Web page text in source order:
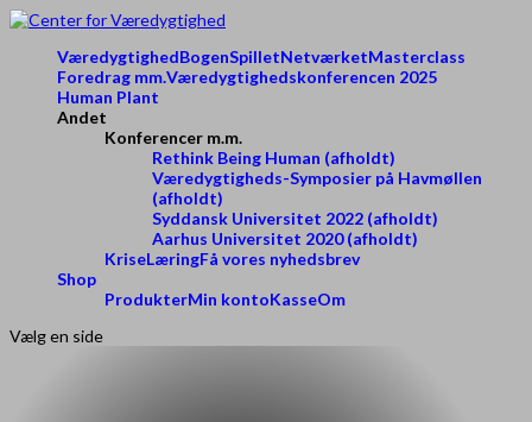
VæredygtighedBogenSpilletNetværketMasterclass
Foredrag mm.Væredygtighedskonferencen 2025
Human Plant
Andet
Konferencer m.m.
Rethink Being Human (afholdt)
Væredygtigheds-Symposier på Havmøllen
(afholdt)
Syddansk Universitet 2022 (afholdt)
Aarhus Universitet 2020 (afholdt)
KriseLæringFå vores nyhedsbrev
Shop
ProdukterMin kontoKasseOm
Vælg en side